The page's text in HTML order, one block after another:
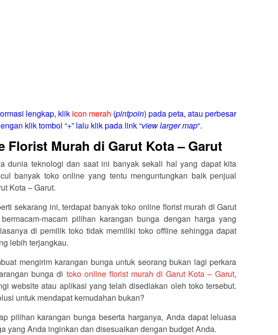
lengkap, klik icon merah (pintpoin) pada peta, atau perbesar
klik tombol “+” lalu klik pada link “view larger map“.
Florist Murah di Garut Kota – Garut
dunia teknologi dan saat ini banyak sekali hal yang dapat kita
banyak toko online yang tentu menguntungkan baik penjual
Kota – Garut.
sekarang ini, terdapat banyak toko online florist murah di Garut
macam pilihan karangan bunga dengan harga yang
di pemilik toko tidak memiliki toko offline sehingga dapat
lebih terjangkau.
mengirim karangan bunga untuk seorang bukan lagi perkara
bunga di toko online florist murah di Garut Kota – Garut,
website atau aplikasi yang telah disediakan oleh toko tersebut.
untuk mendapat kemudahan bukan?
pilihan karangan bunga beserta harganya, Anda dapat leluasa
yang Anda inginkan dan disesuaikan dengan budget Anda.